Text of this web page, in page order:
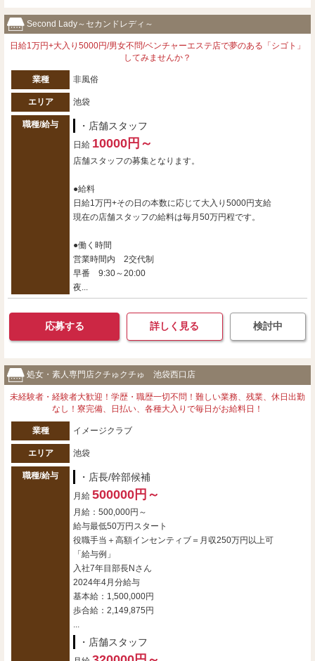
Second Lady～セカンドレディ～
日給1万円+大入り5000円/男女不問/ベンチャーエステ店で夢のある「シゴト」
してみませんか？
業種 非風俗
エリア 池袋
職種/給与 ・店舗スタッフ
日給 10000円～
店舗スタッフの募集となります。
●給料
日給1万円+その日の本数に応じて大入り5000円支給
現在の店舗スタッフの給料は毎月50万円程です。
●働く時間
営業時間内 2交代制
早番 9:30～20:00
夜...
応募する 詳しく見る 検討中
処女・素人専門店クチゅクチゅ 池袋西口店
未経験者・経験者大歓迎！学歴・職歴一切不問！難しい業務、残業、休日出勤
なし！寮完備、日払い、各種大入りで毎日がお給料日！
業種 イメージクラブ
エリア 池袋
職種/給与 ・店長/幹部候補
月給 500000円～
月給：500,000円～
給与最低50万円スタート
役職手当＋高額インセンティブ＝月収250万円以上可
「給与例」
入社7年目部長Nさん
2024年4月分給与
基本給：1,500,000円
歩合給：2,149,875円
...
・店舗スタッフ